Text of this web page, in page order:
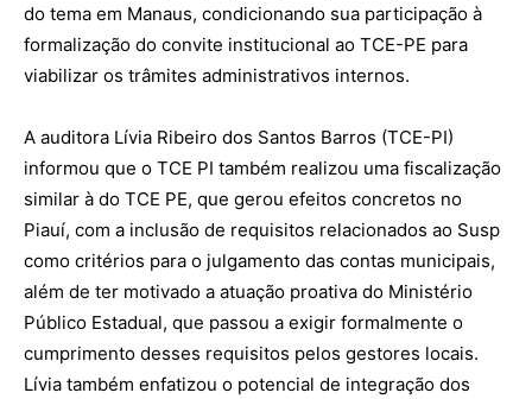
do tema em Manaus, condicionando sua participação à
formalização do convite institucional ao TCE-PE para
viabilizar os trâmites administrativos internos.
A auditora Lívia Ribeiro dos Santos Barros (TCE-PI)
informou que o TCE PI também realizou uma fiscalização
similar à do TCE PE, que gerou efeitos concretos no
Piauí, com a inclusão de requisitos relacionados ao Susp
como critérios para o julgamento das contas municipais,
além de ter motivado a atuação proativa do Ministério
Público Estadual, que passou a exigir formalmente o
cumprimento desses requisitos pelos gestores locais.
Lívia também enfatizou o potencial de integração dos